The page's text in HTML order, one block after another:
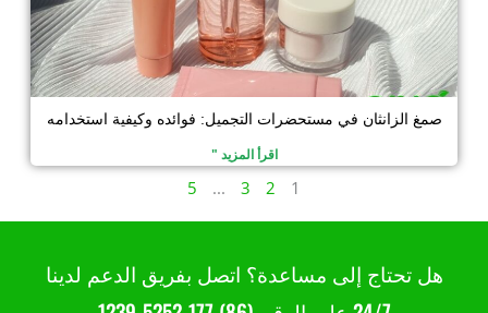
صمغ الزانثان في مستحضرات التجميل: فوائده وكيفية استخدامه
اقرأ المزيد "
1
2
3
...
5
هل تحتاج إلى مساعدة؟ اتصل بفريق الدعم لدينا